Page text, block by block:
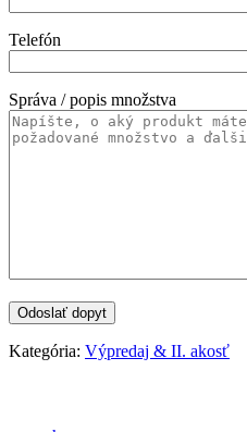
Telefón
Správa / popis množstva
Kategória: Výpredaj & II. akosť